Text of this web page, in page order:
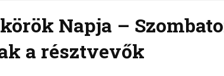
Napja –
a résztvevők